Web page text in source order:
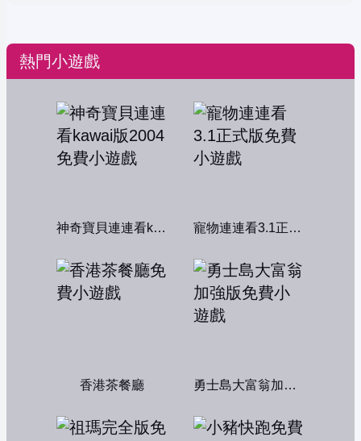
熱門小遊戲
神奇寶貝連連看kawai版2004 寵物連連看3.1正式版
香港茶餐廳 勇士島大富翁加強版